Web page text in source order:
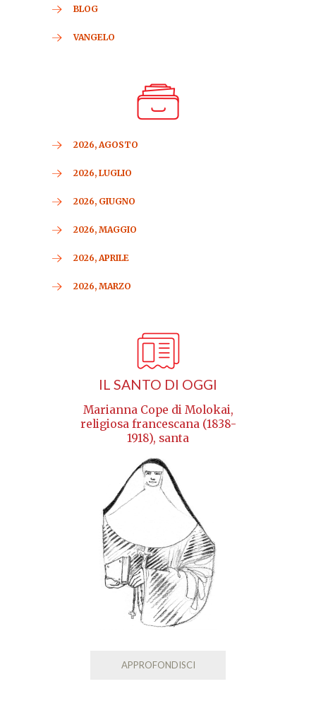
BLOG
VANGELO
2026, AGOSTO
2026, LUGLIO
2026, GIUGNO
2026, MAGGIO
2026, APRILE
2026, MARZO
IL SANTO DI OGGI
Marianna Cope di Molokai,
religiosa francescana (1838-
1918), santa
APPROFONDISCI